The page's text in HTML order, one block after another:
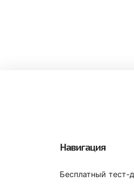
Навигация
Бесплатный тест-